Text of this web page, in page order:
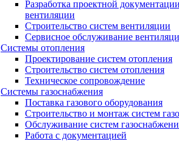
Разработка проектной
вентиляции
Строительство систем вентиляции
Сервисное обслуживание
Системы отопления
Проектирование систем отопления
Строительство систем отопления
Техническое сопровождение
Системы газоснабжения
Поставка газового оборудования
Строительство и монтаж систем
Обслуживание систем
Работа с документацией